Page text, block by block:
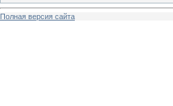
Полная версия сайта